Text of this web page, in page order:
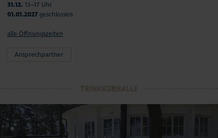
31.12. 13–17 Uhr
01.01.2027 geschlossen
alle Öffnungszeiten
Ansprechpartner